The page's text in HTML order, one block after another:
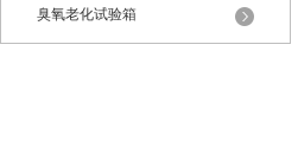
臭氧老化试验箱